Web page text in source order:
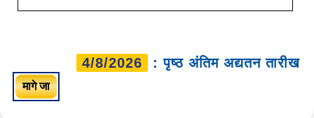
4/8/2026 : पृष्ठ अंतिम अद्यतन तारीख
मागे जा